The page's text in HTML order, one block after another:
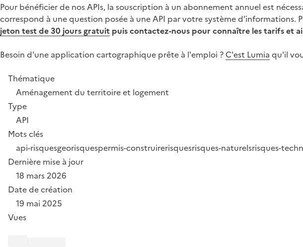
Pour bénéficier de nos APIs, la souscription à un abonnement annuel est
correspond à une question posée à une API par votre système
jeton test de 30 jours gratuit puis contactez-nous pour connaître les tarifs et
Besoin d'une application cartographique prête à l'emploi ? C'est Lumia qu'il
Thématique
Aménagement du territoire et logement
Type
API
Mots clés
api-risquesgeorisquespermis-construirerisquesrisques-naturelsrisques-
Dernière mise à jour
18 mars 2026
Date de création
19 mai 2025
Vues